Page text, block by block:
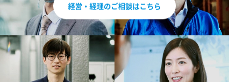
経営・経理のご相談はこちら